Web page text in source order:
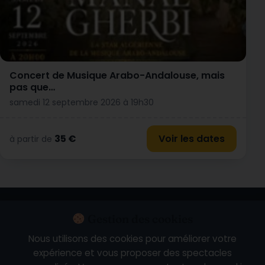
Nous utilisons des cookies pour améliorer votre
expérience et vous proposer des spectacles
Concert de Musique Arabo-Andalouse, mais
pas que…
samedi 12 septembre 2026 à 19h30
à partir de 35 € Voir les dates
Nouveautés
Ce soirCe week-end Spectacles près de chez vous
Artistes en tournée